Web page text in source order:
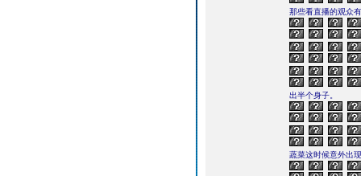
那些看直播的观众
出半个身子。
蔬菜这时候意外出